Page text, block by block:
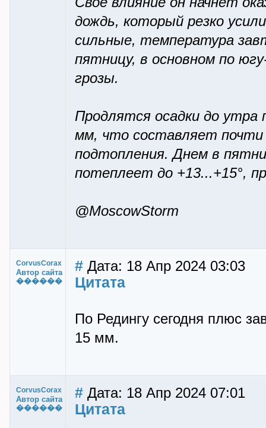
дождь, который резко
сильные, температура
пятницу, в основном по
грозы.
Продлятся осадки до
мм, что составляет
подтопления. Днем в
потеплеет до +13...+15°,
@MoscowStorm
CorvusCorax
Автор сайта
������
# Дата: 18 Апр 2024 03:03
Цитата
По Редингу сегодня плюс
15 мм.
CorvusCorax
Автор сайта
������
# Дата: 18 Апр 2024 07:01
Цитата